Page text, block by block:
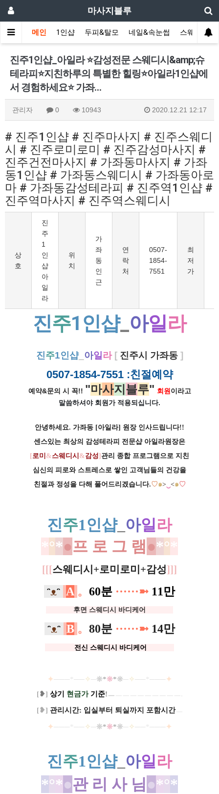
마사지블루
메인 1인샵 두피&탈모 네일&속눈썹 스웨디시(
진주1인샵_아일라 ⭐️감성전문 스웨디시&amp;슈
테라피⭐️지친하루의 특별한 힐링⭐️아일라1인샵에
서 경험하세요⭐️ 가좌…
관리자 0 10943 2020.12.21 12:17
# 진주1인샵 # 진주마사지 # 진주스웨디
시 # 진주로미로미 # 진주감성마사지 #
진주건전마사지 # 가좌동마사지 # 가좌
동1인샵 # 가좌동스웨디시 # 가좌동아로
마 # 가좌동감성테라피 # 진주역1인샵 #
진주역마사지 # 진주역스웨디시
상
호
진
주
1
인
샵
아
일
라
위
치
가
좌
동
인
근
연
락
처
0507-
1854-
7551
최
저
가
진주1인샵_아일라
진주1인샵_ 아일 라[진주시 가좌동]
0507-1854-7551:친절예약
예약&문의 시 꼭!! "마사지 블루" 회원 이라고
말씀하셔야 회원가 적용되십니다.
안녕하세요. 가좌동 [아일라] 원장 인사드립니다!!
센스있는 최상의 감성테라피 전문샵 아일라원장은
[로미 &스웨디시 &감성] 관리 종합 프로그램으로 지친
심신의 피로와 스트레스로 쌓인 고객님들의 건강을
친절과 정성을 다해 풀어드리겠습니다.♡๑>‿ <๑♡
진주1인샵_ 아일라
°*●프 로 그 램●*°
[[[스웨디시+로미로미+감성]]]
ᵔᴥᵔ A 。 60분 ······➼ 11만
후면 스웨디시 바디케어
ᵔᴥᵔ B 。 80분 ······➼ 14만
전신 스웨디시 바디케어
✦─── ──✧─❊*❊*❊─✧── ───✦
[❥] 상기 현금가 기준!ㅡ
[❥] 관리시간: 입실부터 퇴실까지 포함시간ㅡ
✦─── ──✧─❊*❊*❊─✧── ───✦
진주1인샵_ 아일라
*​°*●관 리 사 님●*°*